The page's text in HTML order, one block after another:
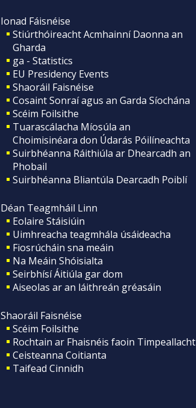
Ionad Fáisnéise
Stiúrthóireacht Acmhainní Daonna an
Gharda
ga - Statistics
EU Presidency Events
Shaoráil Faisnéise
Cosaint Sonraí agus an Garda Síochána
Scéim Foilsithe
Tuarascálacha Míosúla an
Choimisinéara don Údarás Póilíneachta
Suirbhéanna Ráithiúla ar Dhearcadh an
Phobail
Suirbhéanna Bliantúla Dearcadh Poiblí
Déan Teagmháil Linn
Eolaire Stáisiúin
Uimhreacha teagmhála úsáideacha
Fiosrúcháin sna meáin
Na Meáin Shóisialta
Seirbhísí Áitiúla gar dom
Aiseolas ar an láithreán gréasáin
Shaoráil Faisnéise
Scéim Foilsithe
Rochtain ar Fhaisnéis faoin Timpeallacht
Ceisteanna Coitianta
Taifead Cinnidh